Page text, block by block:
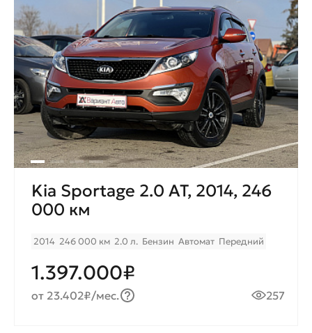
Kia Sportage 2.0 AT, 2014, 246
000 км
2014 246 000 км 2.0 л. Бензин Автомат Передний
1.397.000₽
от 23.402₽/мес. 257